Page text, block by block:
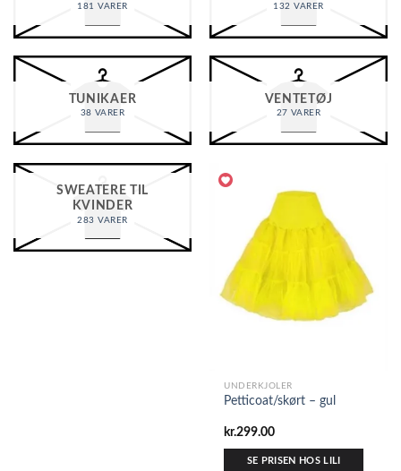
181 VARER 132 VARER
TUNIKAER
38 VARER
VENTETØJ
27 VARER
SWEATERE TIL
KVINDER
283 VARER
UNDERKJOLER
Petticoat/skørt – gul
kr.299.00
SE PRISEN HOS LILI